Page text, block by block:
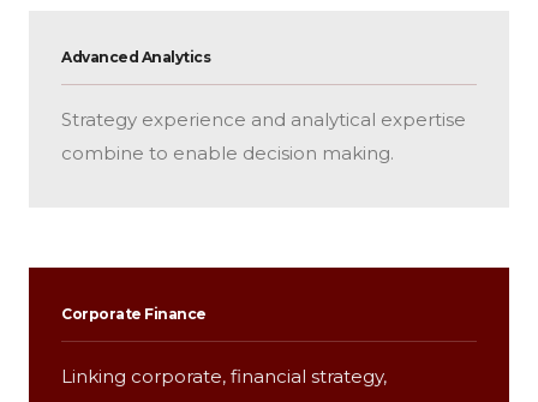
Advanced Analytics
Strategy experience and analytical expertise
combine to enable decision making.
Corporate Finance
Linking corporate, financial strategy,